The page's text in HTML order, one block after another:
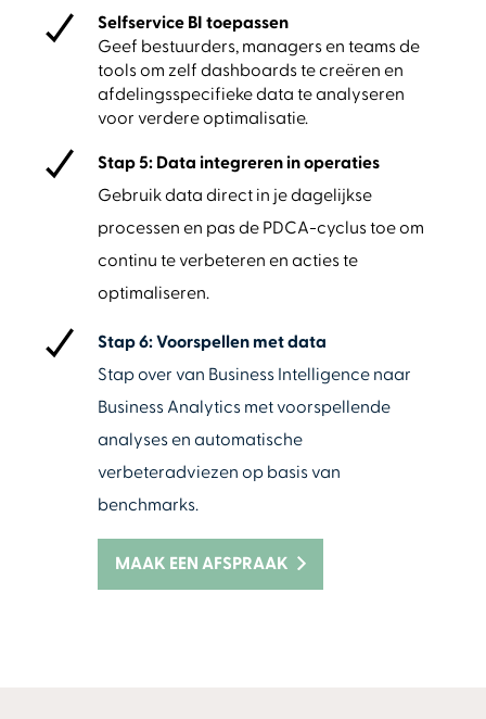
Selfservice BI toepassen
Geef bestuurders, managers en teams de
tools om zelf dashboards te creëren en
afdelingsspecifieke data te analyseren
voor verdere optimalisatie.
Stap 5: Data integreren in operaties
Gebruik data direct in je dagelijkse
processen en pas de PDCA-cyclus toe om
continu te verbeteren en acties te
optimaliseren.
Stap 6: Voorspellen met data
Stap over van Business Intelligence naar
Business Analytics met voorspellende
analyses en automatische
verbeteradviezen op basis van
benchmarks.
MAAK EEN AFSPRAAK